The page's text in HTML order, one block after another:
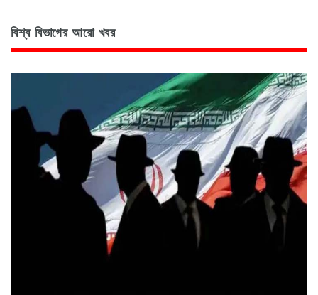
বিশ্ব বিভাগের আরো খবর